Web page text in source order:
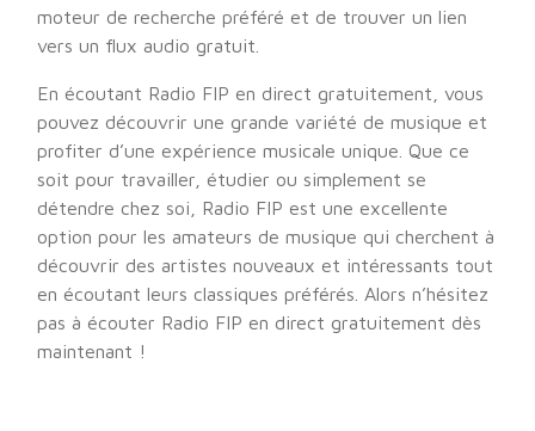
moteur de recherche préféré et de trouver un lien
vers un flux audio gratuit.
En écoutant Radio FIP en direct gratuitement, vous
pouvez découvrir une grande variété de musique et
profiter d’une expérience musicale unique. Que ce
soit pour travailler, étudier ou simplement se
détendre chez soi, Radio FIP est une excellente
option pour les amateurs de musique qui cherchent à
découvrir des artistes nouveaux et intéressants tout
en écoutant leurs classiques préférés. Alors n’hésitez
pas à écouter Radio FIP en direct gratuitement dès
maintenant !